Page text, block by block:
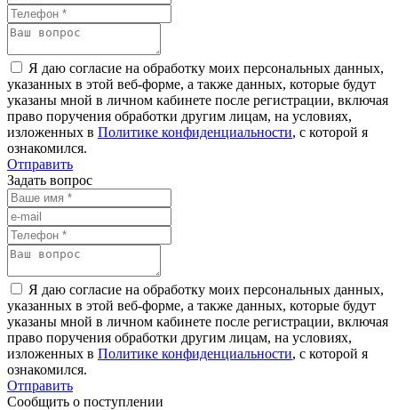
Я даю согласие на обработку моих персональных данных,
указанных в этой веб-форме, а также данных, которые будут
указаны мной в личном кабинете после регистрации, включая
право поручения обработки другим лицам, на условиях,
изложенных в Политике конфиденциальности, с которой я
ознакомился.
Отправить
Задать вопрос
Я даю согласие на обработку моих персональных данных,
указанных в этой веб-форме, а также данных, которые будут
указаны мной в личном кабинете после регистрации, включая
право поручения обработки другим лицам, на условиях,
изложенных в Политике конфиденциальности, с которой я
ознакомился.
Отправить
Сообщить о поступлении